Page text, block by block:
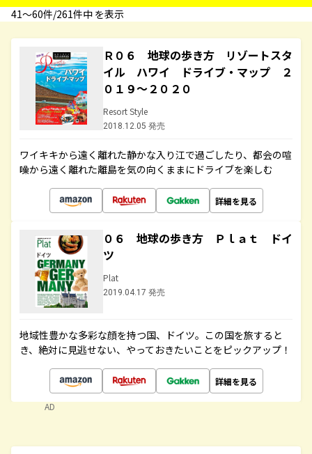
41〜60件/261件中 を表示
Ｒ０６ 地球の歩き方 リゾートスタ
イル ハワイ ドライブ・マップ ２
０１９～２０２０
Resort Style
2018.12.05 発売
ワイキキから遠く離れた静かな入り江で過ごしたり、都会の喧
噪から遠く離れた離島を気の向くままにドライブを楽しむ
詳細を見る
０６ 地球の歩き方 Ｐｌａｔ ドイ
ツ
Plat
2019.04.17 発売
地域性豊かな多彩な顔を持つ国、ドイツ。この国を旅すると
き、絶対に見逃せない、やっておきたいことをピックアップ！
詳細を見る
AD